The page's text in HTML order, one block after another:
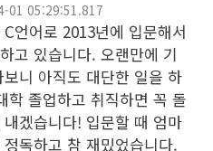
01 05:29:51.817
언어로 2013년에 입문해서
고 있습니다. 오랜만에 기
니 아직도 대단한 일을 하
학 졸업하고 취직하면 꼭 돌
겠습니다! 입문할 때 엄마
독하고 참 재밌었습니다.